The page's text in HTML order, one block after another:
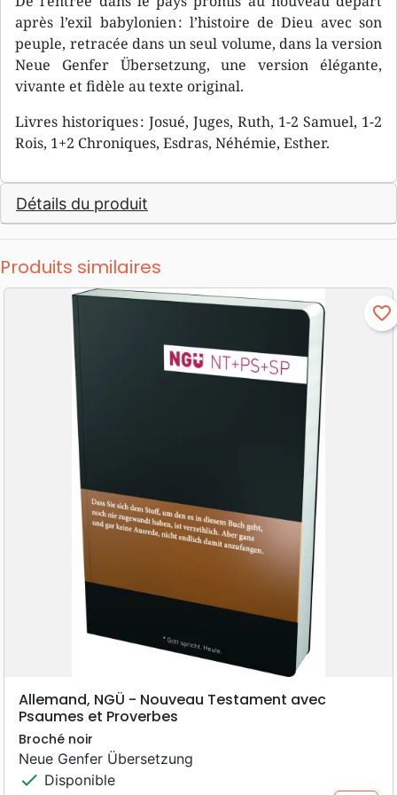
après l’exil babylonien : l’histoire de Dieu avec son
peuple, retracée dans un seul volume, dans la version
Neue Genfer Übersetzung, une version élégante,
vivante et fidèle au texte original.
Livres historiques : Josué, Juges, Ruth, 1-2 Samuel, 1-2
Rois, 1+2 Chroniques, Esdras, Néhémie, Esther.
Détails du produit
Produits similaires
favorite_border
Allemand, NGÜ - Nouveau Testament avec
Psaumes et Proverbes
Broché noir
Neue Genfer Übersetzung
check Disponible